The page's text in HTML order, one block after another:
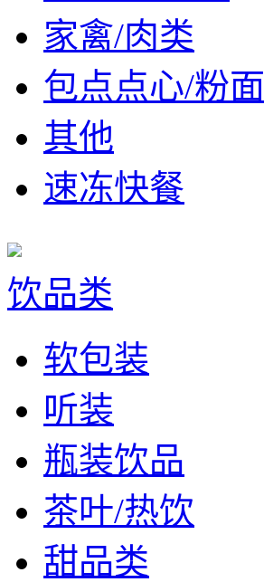
家禽/肉类
包点点心/粉面
其他
速冻快餐
饮品类
软包装
听装
瓶装饮品
茶叶/热饮
甜品类